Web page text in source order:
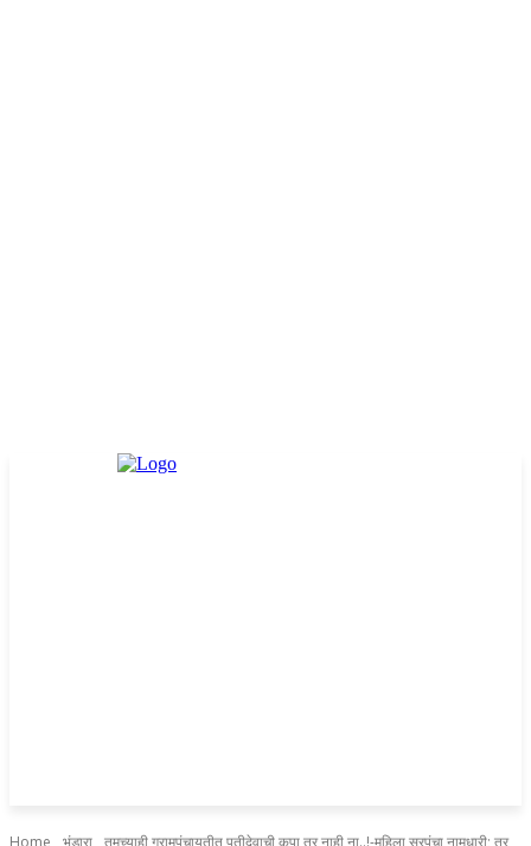
Home भंडारा तुमच्याही ग्रामपंचायतीत पतीदेवाची कृपा तर नाही ना..!-महिला सरपंचा नामधारी; तर